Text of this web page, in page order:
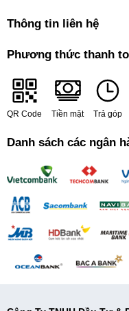
Thông tin liên hệ
Phương thức thanh
QR Code Tiền mặt Trả góp
Danh sách các ngân